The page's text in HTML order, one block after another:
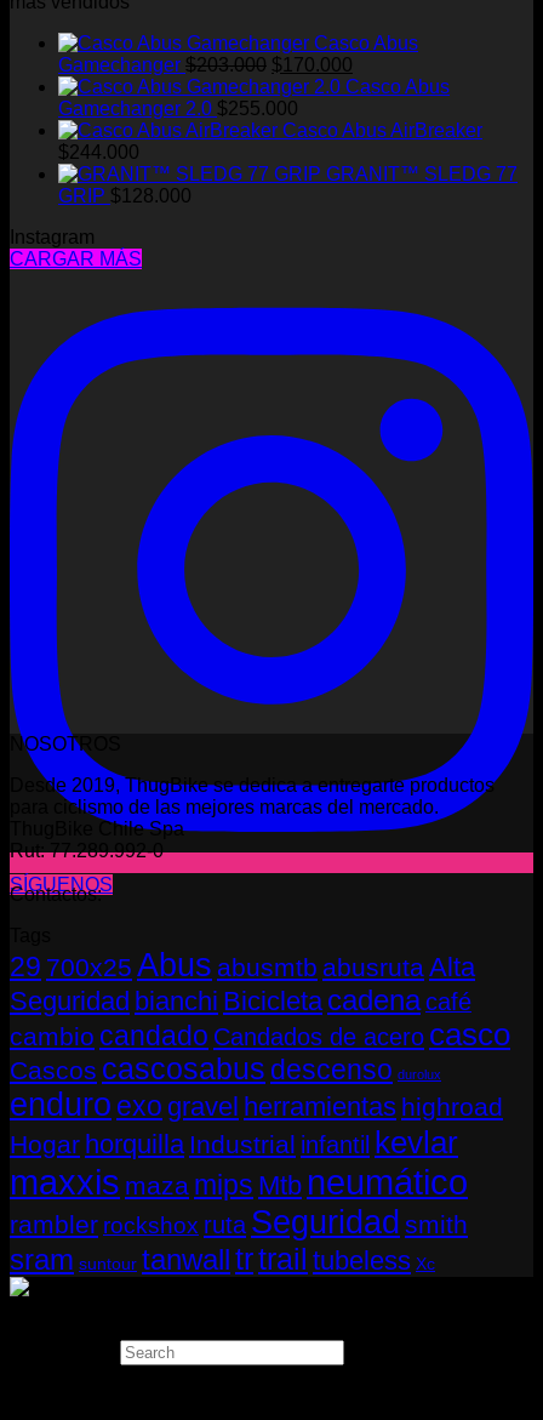
la
producto
Casco Abus
Gamechanger $203.000 El
precio
original
era:
$170.000
precio
es:
Casco Abus
Gamechanger 2.0 $255.000
Casco Abus AirBreaker
$244.000
GRANIT™ SLEDG 77
GRIP $128.000
Instagram
CARGAR MÁS
SÍGUENOS
NOSOTROS
Desde 2019, ThugBike se dedica a entregarte productos
para ciclismo de las mejores marcas del mercado.
ThugBike Chile Spa
Rut: 77.289.992-0
Contactos:
29 700x25 Abus abusmtb abusrutaAlta
Seguridad bianchi Bicicleta cadenacafé
cambio candado Candados de acero casco
Cascos cascosabus descenso durolux
enduro exo gravel herramientas highroad
Hogar horquilla Industrial infantil kevlar
maxxis maza mips Mtb neumático
rambler rockshox ruta Seguridad smith
sram suntour tanwalltrtrail tubeless Xc